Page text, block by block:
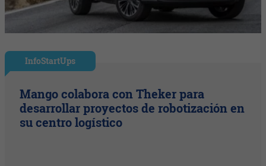
InfoStartUps
Mango colabora con Theker para
desarrollar proyectos de robotización en
su centro logístico